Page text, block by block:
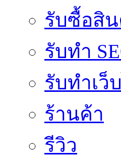
รับซื้อสิ
รับทำ
รับทำเว็
ร้านค้า
รีวิว